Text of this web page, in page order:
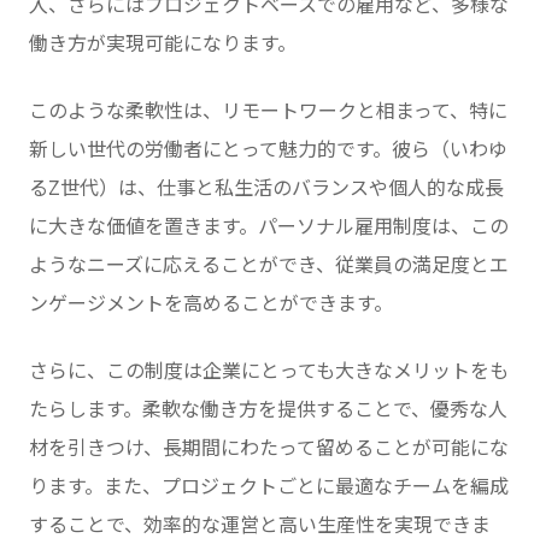
入、さらにはプロジェクトベースでの雇用など、多様な
働き方が実現可能になります。
このような柔軟性は、リモートワークと相まって、特に
新しい世代の労働者にとって魅力的です。彼ら（いわゆ
るZ世代）は、仕事と私生活のバランスや個人的な成長
に大きな価値を置きます。パーソナル雇用制度は、この
ようなニーズに応えることができ、従業員の満足度とエ
ンゲージメントを高めることができます。
さらに、この制度は企業にとっても大きなメリットをも
たらします。柔軟な働き方を提供することで、優秀な人
材を引きつけ、長期間にわたって留めることが可能にな
ります。また、プロジェクトごとに最適なチームを編成
することで、効率的な運営と高い生産性を実現できま